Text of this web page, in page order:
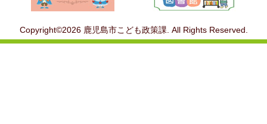
Copyright©2026 鹿児島市こども政策課. All Rights Reserved.